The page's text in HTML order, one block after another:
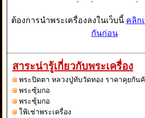
ขององค์พระ
อยู่ภายในซุ้ม
ที่มีลักษณะ
คล้ายกับระฆัง
โดยที
หวงวิจารณ์
พระสมเด็จ
องค์นี้เนื้อหนึบ
มวลสารตาม
สูรวัดระฆัง ลง
รักษลงทองมา
เดี
เป็น
จา
ต้องการนำพระเครื่องลงในเว็บนี้ คลิก
กันก่อน
สาระน่ารู้เกี่ยวกับพระเครื่อง
พระปิดตา หลวงปู่ทับวัดทอง ราคาคุยกัน
พระซุ้มกอ
พระซุ้มกอ
ใฟ้เช่าพระเครื่อง